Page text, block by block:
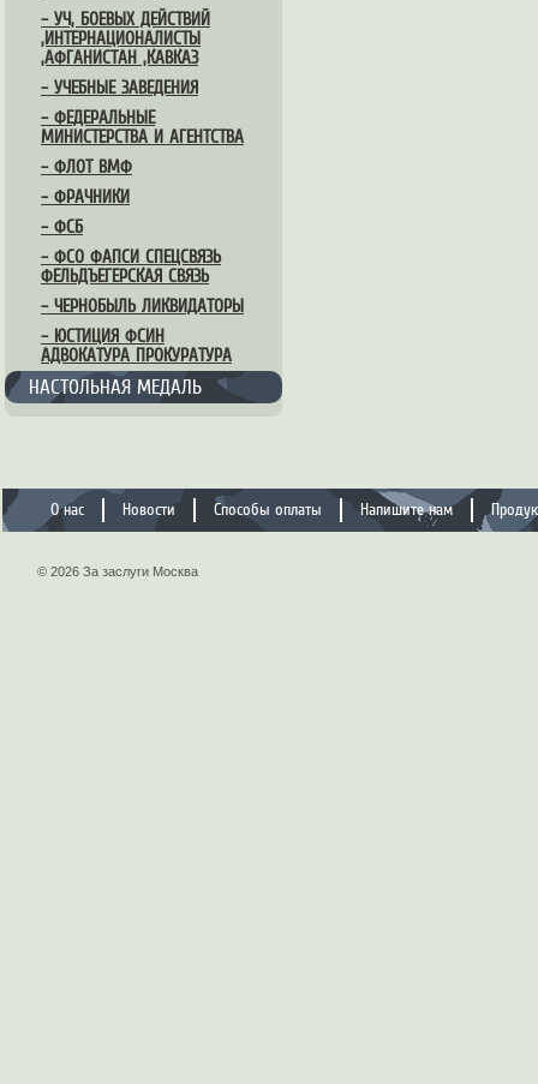
– УЧ, БОЕВЫХ ДЕЙСТВИЙ
,ИНТЕРНАЦИОНАЛИСТЫ
,АФГАНИСТАН ,КАВКАЗ
– УЧЕБНЫЕ ЗАВЕДЕНИЯ
– ФЕДЕРАЛЬНЫЕ
МИНИСТЕРСТВА И АГЕНТСТВА
– ФЛОТ ВМФ
– ФРАЧНИКИ
– ФСБ
– ФСО ФАПСИ СПЕЦСВЯЗЬ
ФЕЛЬДЪЕГЕРСКАЯ СВЯЗЬ
– ЧЕРНОБЫЛЬ ЛИКВИДАТОРЫ
– ЮСТИЦИЯ ФСИН
АДВОКАТУРА ПРОКУРАТУРА
НАСТОЛЬНАЯ МЕДАЛЬ
О нас Новости Способы оплаты Напишите нам
© 2026 За заслуги Москва